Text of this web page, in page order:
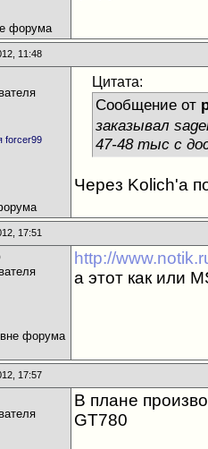
11:48
Цитата:
Сообщение от
заказывал
47-48 тыс с
Через Kolich'a
17:51
http://
а этот как или
17:57
В плане
GT780